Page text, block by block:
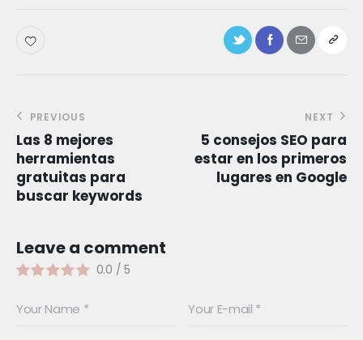
PREVIOUS
Las 8 mejores
herramientas
gratuitas para
buscar keywords
NEXT
5 consejos SEO para
estar en los primeros
lugares en Google
Leave a comment
0.0 / 5